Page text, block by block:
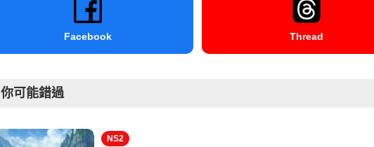
Facebook Thread
你可能錯過
NS2